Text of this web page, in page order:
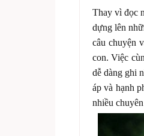
Thay vì đọc
dựng lên
câu chuyện
con. Việc
dễ dàng ghi
áp và hạnh
nhiều